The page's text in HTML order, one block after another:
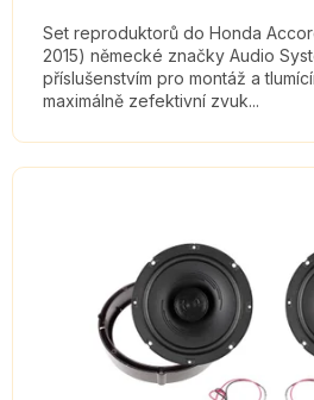
Set reproduktorů do Honda
2015) německé značky Audio
příslušenstvím pro montáž a
maximálně zefektivní zvuk...